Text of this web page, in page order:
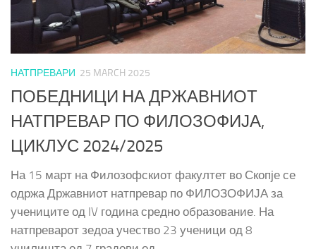
НАТПРЕВАРИ 25 MARCH 2025
ПОБЕДНИЦИ НА ДРЖАВНИОТ
НАТПРЕВАР ПО ФИЛОЗОФИЈА,
ЦИКЛУС 2024/2025
На 15 март на Филозофскиот факултет во Скопје се
одржа Државниот натпревар по ФИЛОЗОФИЈА за
учениците од IV година средно образование. На
натпреварот зедоа учество 23 ученици од 8